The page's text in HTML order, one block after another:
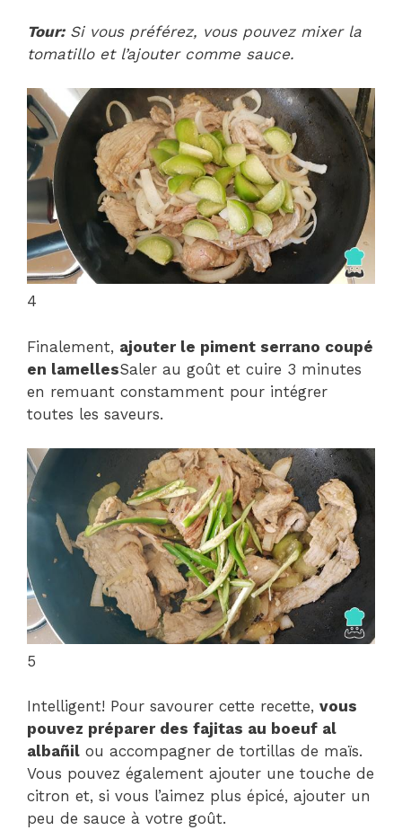
Tour:Si vous préférez, vous pouvez mixer la
tomatillo et l’ajouter comme sauce.
4
Finalement, ajouter le piment serrano coupé
en lamellesSaler au goût et cuire 3 minutes
en remuant constamment pour intégrer
toutes les saveurs.
5
Intelligent! Pour savourer cette recette, vous
pouvez préparer des fajitas au boeuf al
albañil ou accompagner de tortillas de maïs.
Vous pouvez également ajouter une touche de
citron et, si vous l’aimez plus épicé, ajouter un
peu de sauce à votre goût.